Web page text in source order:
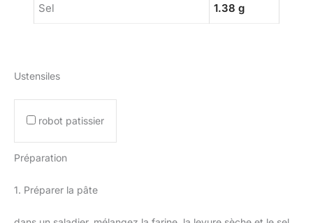
Sel 1.38 g
Ustensiles
robot patissier
Préparation
1. Préparer la pâte